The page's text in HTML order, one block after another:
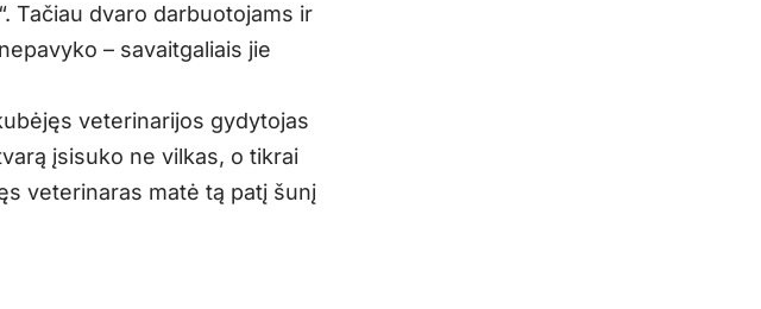
Tačiau dvaro darbuotojams ir
– savaitgaliais jie
veterinarijos gydytojas
įsisuko ne vilkas, o tikrai
veterinaras matė tą patį šunį